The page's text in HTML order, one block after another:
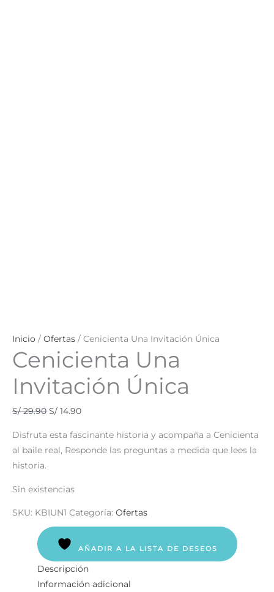
Inicio / Ofertas / Cenicienta Una Invitación Única
Cenicienta Una
Invitación Única
S/29.90 S/ 14.90
Disfruta esta fascinante historia y acompaña a Cenicienta
al baile real, Responde las preguntas a medida que lees la
historia.
Sin existencias
SKU: KBIUN1 Categoría: Ofertas
AÑADIR A LA LISTA DE DESEOS
Descripción
Información adicional